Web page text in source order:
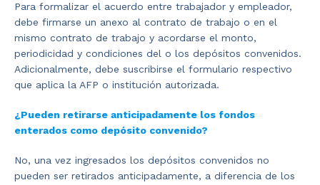
Para formalizar el acuerdo entre trabajador y empleador,
debe firmarse un anexo al contrato de trabajo o en el
mismo contrato de trabajo y acordarse el monto,
periodicidad y condiciones del o los depósitos convenidos.
Adicionalmente, debe suscribirse el formulario respectivo
que aplica la AFP o institución autorizada.
¿Pueden retirarse anticipadamente los fondos
enterados como depósito convenido?
No, una vez ingresados los depósitos convenidos no
pueden ser retirados anticipadamente, a diferencia de los